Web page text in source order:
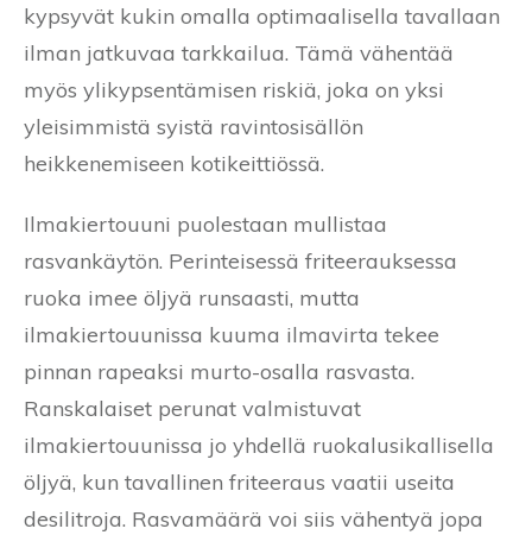
kypsyvät kukin omalla optimaalisella tavallaan
ilman jatkuvaa tarkkailua. Tämä vähentää
myös ylikypsentämisen riskiä, joka on yksi
yleisimmistä syistä ravintosisällön
heikkenemiseen kotikeittiössä.
Ilmakiertouuni puolestaan mullistaa
rasvankäytön. Perinteisessä friteerauksessa
ruoka imee öljyä runsaasti, mutta
ilmakiertouunissa kuuma ilmavirta tekee
pinnan rapeaksi murto-osalla rasvasta.
Ranskalaiset perunat valmistuvat
ilmakiertouunissa jo yhdellä ruokalusikallisella
öljyä, kun tavallinen friteeraus vaatii useita
desilitroja. Rasvamäärä voi siis vähentyä jopa